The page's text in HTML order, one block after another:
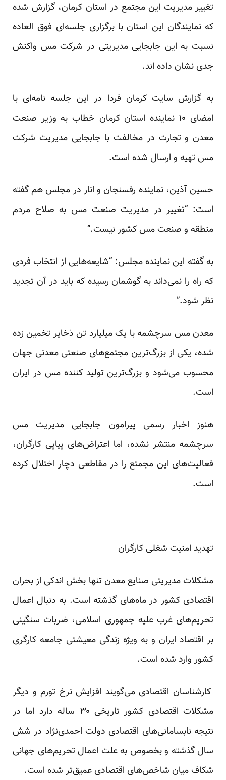
تغییر مدیریت این مجتمع در استان کرمان، گزارش شده
که نمایندگان این استان با برگزاری جلسه‌ای فوق العاده
نسبت به این جابجایی مدیریتی در شرکت مس واکنش
جدی نشان داده اند.
به گزارش سایت کرمان فردا در این جلسه نامه‌ای با
امضای ۱۰ نماینده استان کرمان خطاب به وزیر صنعت
معدن و تجارت در مخالفت با جابجایی مدیریت شرکت
مس تهیه و ارسال شده است.
حسین آذین، نماینده رفسنجان و انار در مجلس هم گفته
است: “تغییر در مدیریت صنعت مس به صلاح مردم
منطقه و صنعت مس کشور نیست.”
به گفته این نماینده مجلس: “شایعه‌هایی از انتخاب فردی
که راه را نمی‌داند به گوشمان رسیده که باید در آن تجدید
نظر شود.”
معدن مس سرچشمه با یک میلیارد تن ذخایر تخمین زده
شده، یکی از بزرگ‌ترین مجتمع‌های صنعتی معدنی جهان
محسوب می‌شود و بزرگ‌ترین تولید کننده مس در ایران
است.
هنوز اخبار رسمی پیرامون جابجایی مدیریت مس
سرچشمه منتشر نشده، اما اعتراض‌های پیاپی کارگران،
فعالیت‌های این مجمتع را در مقاطعی دچار اختلال کرده
است.
تهدید امنیت شغلی کارگران
مشکلات مدیریتی صنایع معدن تنها بخش اندکی از بحران
اقتصادی کشور در ماه‌های گذشته است. به دنبال اعمال
تحریم‌های غرب علیه جمهوری اسلامی، ضربات سنگینی
بر اقتصاد ایران و به ویژه زندگی معیشتی جامعه کارگری
کشور وارد شده است.
کار‌شناسان اقتصادی می‌گویند افزایش نرخ تورم و دیگر
مشکلات اقتصادی کشور تاریخی ۳۰ ساله دارد اما در
نتیجه نا‌بسامانی‌های اقتصادی دولت احمدی‌نژاد در شش
سال گذشته و بخصوص به علت اعمال تحریم‌های جهانی
شکاف میان شاخص‌های اقتصادی عمیق‌تر شده است.